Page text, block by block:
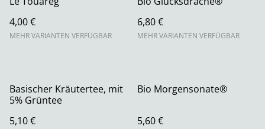
4,00 €
MEHR VARIANTEN VERFÜGBAR
6,80 €
MEHR VARIANTEN VERFÜGBAR
Basischer Kräutertee, mit
5% Grüntee
5,10 €
Bio Morgensonate®
5,60 €